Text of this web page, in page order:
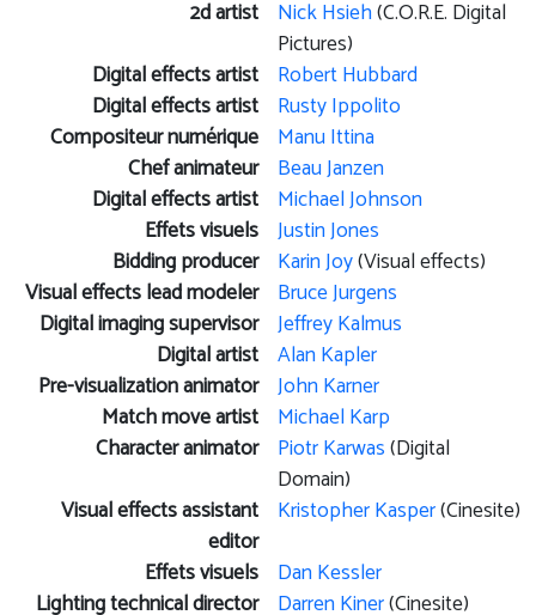
2d artist Nick Hsieh(C.O.R.E. Digital
Pictures)
Digital effects artist Robert Hubbard
Digital effects artist Rusty Ippolito
Compositeur numérique Manu Ittina
Chef animateur Beau Janzen
Digital effects artist Michael Johnson
Effets visuels Justin Jones
Bidding producer Karin Joy(Visual effects)
Visual effects lead modeler Bruce Jurgens
Digital imaging supervisor Jeffrey Kalmus
Digital artist Alan Kapler
Pre-visualization animator John Karner
Match move artist Michael Karp
Character animator Piotr Karwas(Digital
Domain)
Visual effects assistant
editor
Kristopher Kasper(Cinesite)
Effets visuels Dan Kessler
Lighting technical director Darren Kiner(Cinesite)